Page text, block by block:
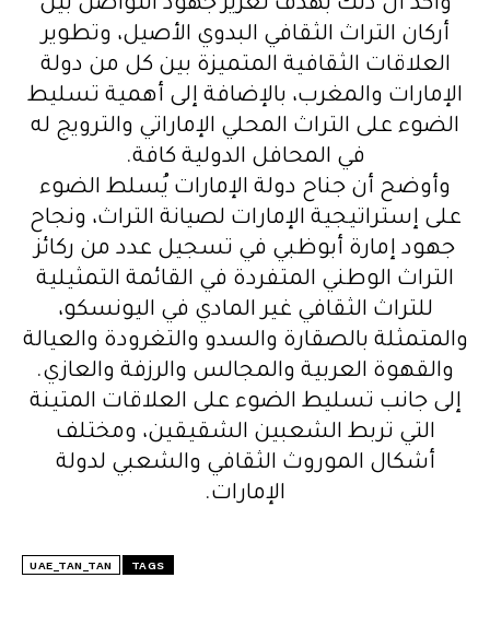
وأكد أن ذلك بهدف تعزيز جهود التواصل بين
أركان التراث الثقافي البدوي الأصيل، وتطوير
العلاقات الثقافية المتميزة بين كل من دولة
الإمارات والمغرب، بالإضافة إلى أهمية تسليط
الضوء على التراث المحلي الإماراتي والترويج له
في المحافل الدولية كافة.
وأوضح أن جناح دولة الإمارات يُسلط الضوء
على إستراتيجية الإمارات لصيانة التراث، ونجاح
جهود إمارة أبوظبي في تسجيل عدد من ركائز
التراث الوطني المتفردة في القائمة التمثيلية
للتراث الثقافي غير المادي في اليونسكو،
والمتمثلة بالصقارة والسدو والتغرودة والعيالة
والقهوة العربية والمجالس والرزفة والعازي.
إلى جانب تسليط الضوء على العلاقات المتينة
التي تربط الشعبين الشقيقين، ومختلف
أشكال الموروث الثقافي والشعبي لدولة
الإمارات.
TAGS
UAE_TAN_TAN